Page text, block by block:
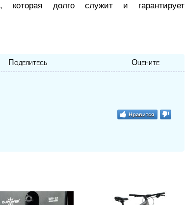
которая долго служит и гарантирует
Поделитесь Оцените
Нравится